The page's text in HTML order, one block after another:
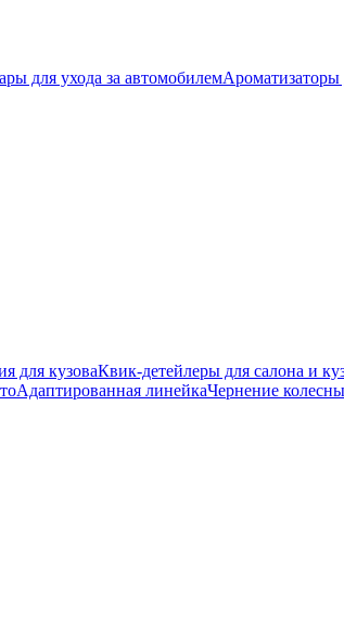
для ухода за автомобилемАроматизаторы
для кузоваКвик-детейлеры для салона и
Адаптированная линейкаЧернение